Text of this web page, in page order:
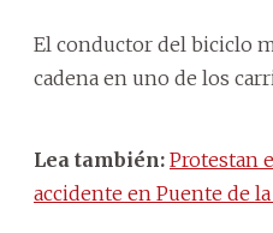
El conductor del biciclo
cadena en uno de los
Lea también: Protestan
accidente en Puente de